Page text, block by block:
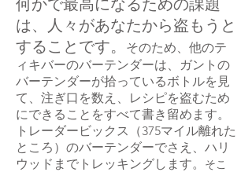
何かで最高になるための課題
は、人々があなたから盗もうと
することです。
そのため、他のテ
ィキバーのバーテンダーは、ガントの
バーテンダーが拾っているボトルを見
て、注ぎ口を数え、レシピを盗むため
にできることをすべて書き留めます。
トレーダービックス（375マイル離れた
ところ）のバーテンダーでさえ、ハリ
ウッドまでトレッキングします。 そこ